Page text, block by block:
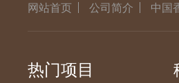
网站首页 公司简介 中国
热门项目